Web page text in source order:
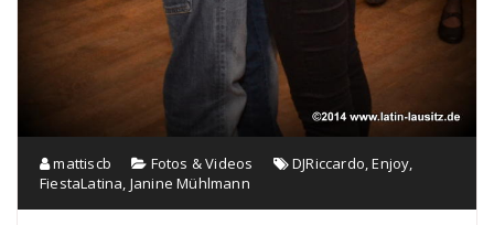
mattiscb Fotos & Videos DJRiccardo,Enjoy,
FiestaLatina, Janine Mühlmann